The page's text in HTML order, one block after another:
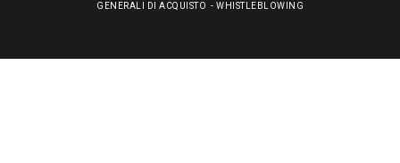
GENERALI DI ACQUISTO - WHISTLEBLOWING